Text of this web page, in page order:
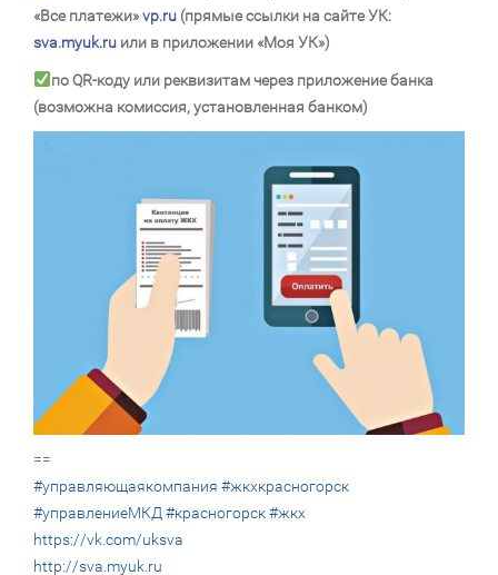
«Все платежи»vp.ru (прямые ссылки на сайте УК:
sva.myuk.ru или в приложении «Моя УК»)
по QR-коду или реквизитам через приложение банка
(возможна комиссия, установленная банком)
==
#управляющаякомпания #жкхкрасногорск
#управлениеМКД #красногорск#жкх
https://vk.com/uksva
http://sva.myuk.ru